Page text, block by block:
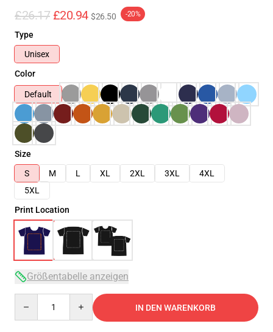
£26.17 £20.94 $26.50 -20%
Type
Unisex
Color
Default
Size
S
M L XL 2XL 3XL
4XL
5XL
Print Location
Größentabelle anzeigen
IN DEN WARENKORB